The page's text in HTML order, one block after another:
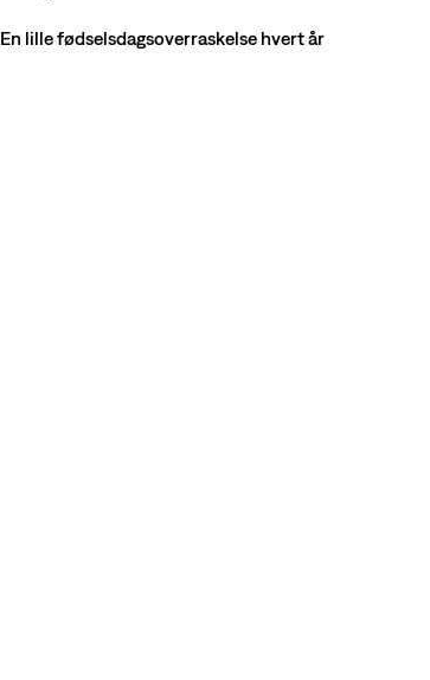
En lille fødselsdagsoverraskelse hvert år